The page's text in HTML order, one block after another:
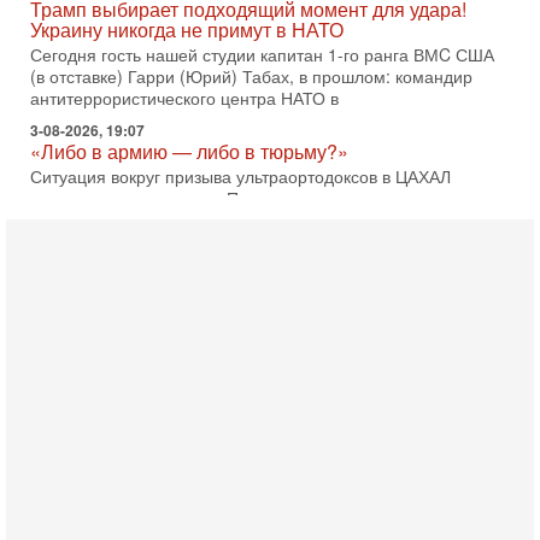
Трамп выбирает подходящий момент для удара!
Украину никогда не примут в НАТО
Сегодня гость нашей студии капитан 1-го ранга ВМC США
(в отставке) Гарри (Юрий) Табах, в прошлом: командир
антитеррористического центра НАТО в
3-08-2026, 19:07
«Либо в армию — либо в тюрьму?»
Ситуация вокруг призыва ультраортодоксов в ЦАХАЛ
достигла точки кипения. Попытки принять закон,